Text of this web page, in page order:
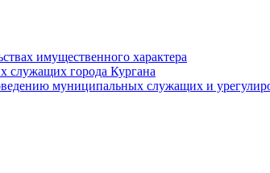
имущественного характера
служащих города Кургана
муниципальных служащих и